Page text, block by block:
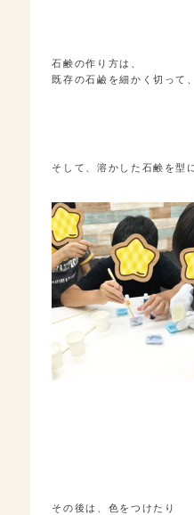
石鹸の作り方は、
既存の石鹼を細かく切って
そして、溶かした石鹸を型
その後は、色をつけたり